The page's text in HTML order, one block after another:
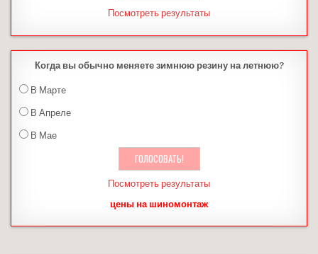
Посмотреть результаты
Когда вы обычно меняете зимнюю резину на летнюю?
В Марте
В Апреле
В Мае
Посмотреть результаты
цены на шиномонтаж